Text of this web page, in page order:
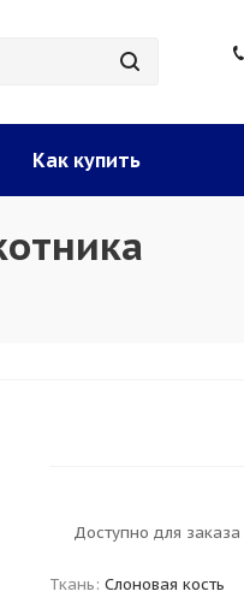
Как купить
Доступно для заказа
Ткань: Слоновая кость